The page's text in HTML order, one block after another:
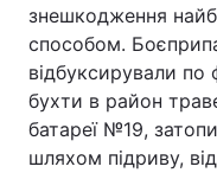
знешкодження
способом.
відбуксирували по
бухти в район
батареї №19,
шляхом підриву,